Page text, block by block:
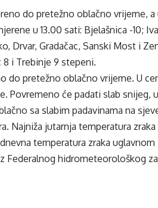
do pretežno oblačno vrijeme,
u 13.00 sati: Bjelašnica -10;
Drvar, Gradačac, Sanski Most i
i Trebinje 9 stepeni.
do pretežno oblačno vrijeme. U
Povremeno će padati slab snijeg,
sa slabim padavinama na
Najniža jutarnja temperatura
temperatura zraka uglavnom
Federalnog hidrometeorološkog